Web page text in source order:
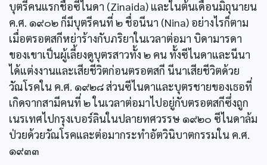
บุตรีคนแรกชื่อซีไนดา (Zinaida) และในต้นเดือนมิถุนายน
ค.ศ. ๑๙๐๒ ก็มีบุตรีคนที่ ๒ ชื่อนีนา (Nina) อย่างไรก็ตาม
เมื่อตรอตสกีหย่าร้างกับภริยาในเวลาต่อมา บิดามารดา
ของเขาเป็นผู้เลี้ยงดูบุตรสาวทั้ง ๒ คน ทั้งซีไนดาและนีนา
ได้แต่งงานและเสียชีวิตก่อนตรอตสกี นีนาเสียชีวิตด้วย
วัณโรคใน ค.ศ. ๑๙๒๘ ส่วนซีไนดาและบุตรชายของเธอที่
เกิดจากสามีคนที่ ๒ ในเวลาต่อมาไปอยู่กับตรอตสกีซึ่งถูก
เนรเทศไปกรุงเบอร์ลินในปลายทศวรรษ ๑๙๒๐ ซีไนดาล้ม
ป่วยด้วยวัณโรคและต่อมากระทำอัตวินิบาตกรรมใน ค.ศ.
๑๙๓๓